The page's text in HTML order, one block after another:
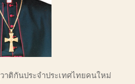
ติกันประจำประเทศไทยคนใหม่